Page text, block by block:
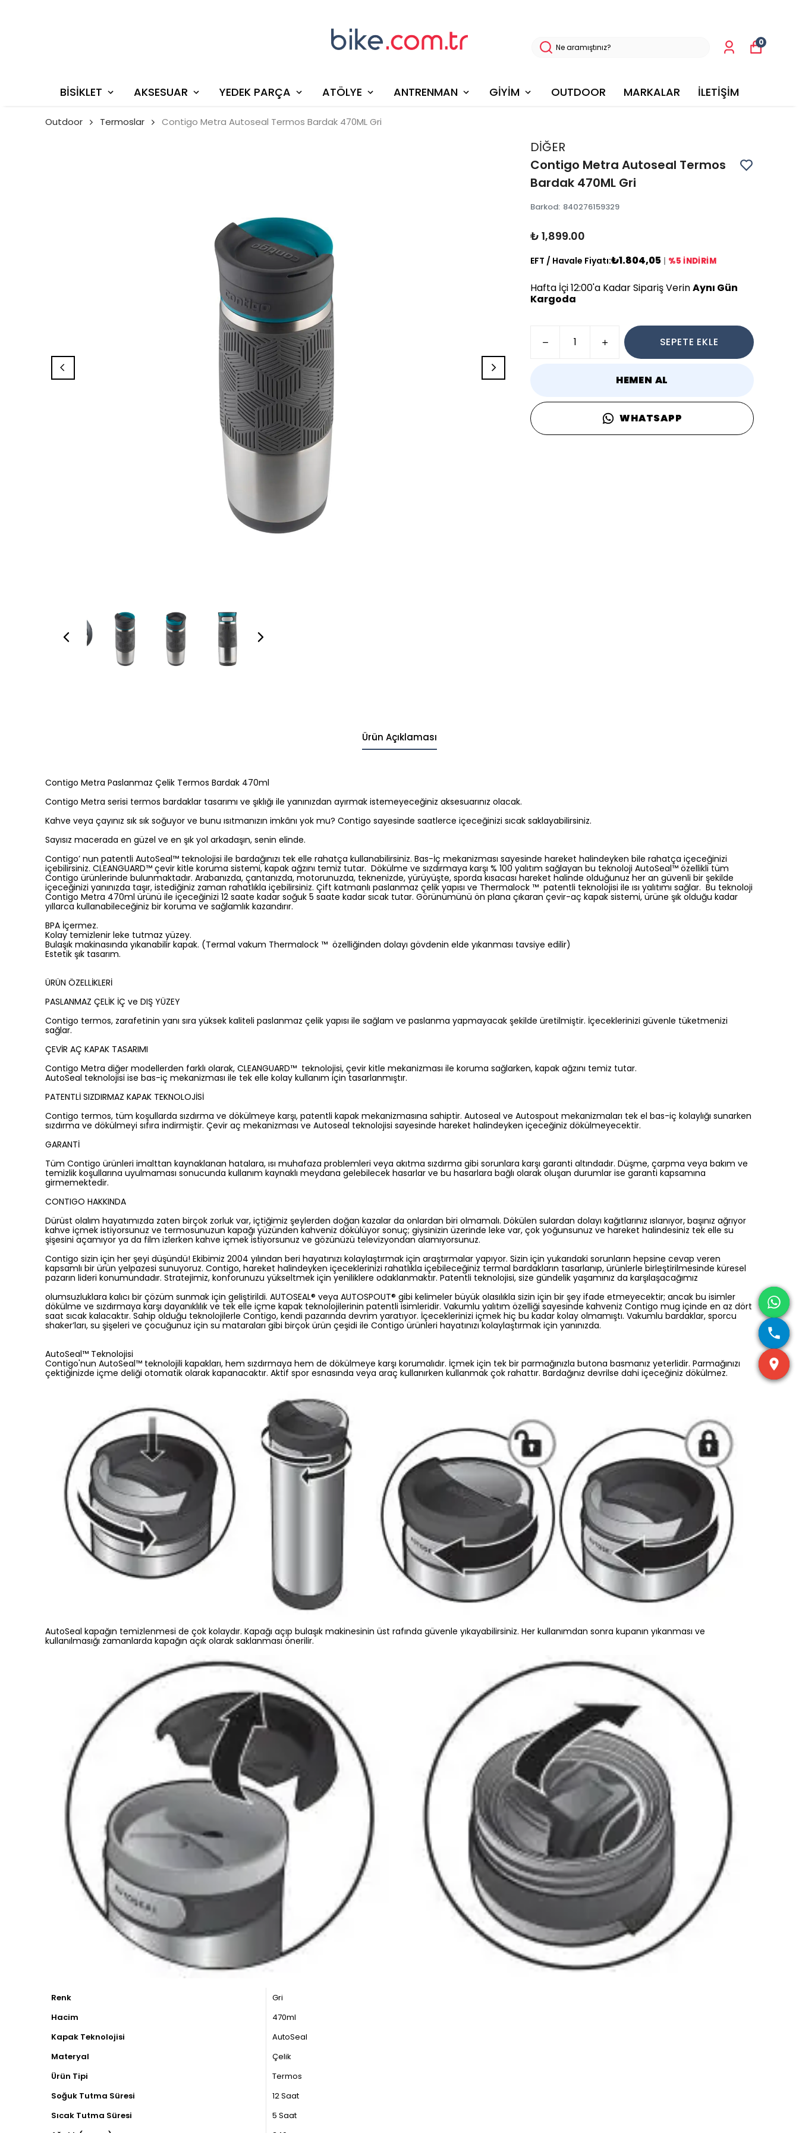
BİSİKLET AKSESUAR YEDEK PARÇA ATÖLYE ANTRENMAN GİYİM OUTDOOR MARKALAR İLETİŞİM
0
Outdoor Termoslar Contigo Metra Autoseal Termos Bardak 470ML Gri
DİĞER
Contigo Metra Autoseal Termos
Bardak 470ML Gri
Barkod: 840276159329
₺ 1,899.00
EFT / Havale Fiyatı:₺1.804,05 | %5 İNDİRİM
Hafta İçi 12:00'a Kadar Sipariş VerinAynı Gün
Kargoda
SEPETE EKLE
HEMEN AL
WHATSAPP
Ürün Açıklaması
Contigo Metra Paslanmaz Çelik Termos Bardak 470ml
Contigo Metra serisi termos bardaklar tasarımı ve şıklığı ile yanınızdan ayırmak istemeyeceğiniz aksesuarınız olacak.
Kahve veya çayınız sık sık soğuyor ve bunu ısıtmanızın imkânı yok mu? Contigo sayesinde saatlerce içeceğinizi sıcak saklayabilirsiniz.
Sayısız macerada en güzel ve en şık yol arkadaşın, senin elinde.
Contigo’ nun patentli AutoSeal™ teknolojisi ile bardağınızı tek elle rahatça kullanabilirsiniz. Bas-İç mekanizması sayesinde hareket halindeyken bile rahatça içeceğinizi
içebilirsiniz. CLEANGUARD™ çevir kitle koruma sistemi, kapak ağzını temiz tutar. Dökülme ve sızdırmaya karşı % 100 yalıtım sağlayan bu teknoloji AutoSeal™ özellikli tüm
Contigo ürünlerinde bulunmaktadır. Arabanızda, çantanızda, motorunuzda, teknenizde, yürüyüşte, sporda kısacası hareket halinde olduğunuz her an güvenli bir şekilde
içeceğinizi yanınızda taşır, istediğiniz zaman rahatlıkla içebilirsiniz. Çift katmanlı paslanmaz çelik yapısı ve Thermalock ™ patentli teknolojisi ile ısı yalıtımı sağlar. Bu teknoloji
Contigo Metra 470ml ürünü ile içeceğinizi 12 saate kadar soğuk 5 saate kadar sıcak tutar. Görünümünü ön plana çıkaran çevir-aç kapak sistemi, ürüne şık olduğu kadar
yıllarca kullanabileceğiniz bir koruma ve sağlamlık kazandırır.
BPA İçermez.
Kolay temizlenir leke tutmaz yüzey.
Bulaşık makinasında yıkanabilir kapak. (Termal vakum Thermalock ™ özelliğinden dolayı gövdenin elde yıkanması tavsiye edilir)
Estetik şık tasarım.
ÜRÜN ÖZELLİKLERİ
PASLANMAZ ÇELİK İÇ ve DIŞ YÜZEY
Contigo termos, zarafetinin yanı sıra yüksek kaliteli paslanmaz çelik yapısı ile sağlam ve paslanma yapmayacak şekilde üretilmiştir. İçeceklerinizi güvenle tüketmenizi
sağlar.
ÇEVİR AÇ KAPAK TASARIMI
Contigo Metra diğer modellerden farklı olarak, CLEANGUARD™ teknolojisi, çevir kitle mekanizması ile koruma sağlarken, kapak ağzını temiz tutar.
AutoSeal teknolojisi ise bas-iç mekanizması ile tek elle kolay kullanım için tasarlanmıştır.
PATENTLİ SIZDIRMAZ KAPAK TEKNOLOJİSİ
Contigo termos, tüm koşullarda sızdırma ve dökülmeye karşı, patentli kapak mekanizmasına sahiptir. Autoseal ve Autospout mekanizmaları tek el bas-iç kolaylığı sunarken
sızdırma ve dökülmeyi sıfıra indirmiştir. Çevir aç mekanizması ve Autoseal teknolojisi sayesinde hareket halindeyken içeceğiniz dökülmeyecektir.
GARANTİ
Tüm Contigo ürünleri imalttan kaynaklanan hatalara, ısı muhafaza problemleri veya akıtma sızdırma gibi sorunlara karşı garanti altındadır. Düşme, çarpma veya bakım ve
temizlik koşullarına uyulmaması sonucunda kullanım kaynaklı meydana gelebilecek hasarlar ve bu hasarlara bağlı olarak oluşan durumlar ise garanti kapsamına
girmemektedir.
CONTIGO HAKKINDA
Dürüst olalım hayatımızda zaten birçok zorluk var, içtiğimiz şeylerden doğan kazalar da onlardan biri olmamalı. Dökülen sulardan dolayı kağıtlarınız ıslanıyor, başınız ağrıyor
kahve içmek istiyorsunuz ve termosunuzun kapağı yüzünden kahveniz dökülüyor sonuç; giysinizin üzerinde leke var, çok yoğunsunuz ve hareket halindesiniz tek elle su
şişesini açamıyor ya da film izlerken kahve içmek istiyorsunuz ve gözünüzü televizyondan alamıyorsunuz.
Contigo sizin için her şeyi düşündü! Ekibimiz 2004 yılından beri hayatınızı kolaylaştırmak için araştırmalar yapıyor. Sizin için yukarıdaki sorunların hepsine cevap veren
kapsamlı bir ürün yelpazesi sunuyoruz. Contigo, hareket halindeyken içeceklerinizi rahatlıkla içebileceğiniz termal bardakların tasarlanıp, ürünlerle birleştirilmesinde küresel
pazarın lideri konumundadır. Stratejimiz, konforunuzu yükseltmek için yeniliklere odaklanmaktır. Patentli teknolojisi, size gündelik yaşamınız da karşılaşacağımız
olumsuzluklara kalıcı bir çözüm sunmak için geliştirildi. AUTOSEAL® veya AUTOSPOUT® gibi kelimeler büyük olasılıkla sizin için bir şey ifade etmeyecektir; ancak bu isimler
dökülme ve sızdırmaya karşı dayanıklılık ve tek elle içme kapak teknolojilerinin patentli isimleridir. Vakumlu yalıtım özelliği sayesinde kahveniz Contigo mug içinde en az dört
saat sıcak kalacaktır. Sahip olduğu teknolojilerle Contigo, kendi pazarında devrim yaratıyor. İçeceklerinizi içmek hiç bu kadar kolay olmamıştı. Vakumlu bardaklar, sporcu
shaker’ları, su şişeleri ve çocuğunuz için su mataraları gibi birçok ürün çeşidi ile Contigo ürünleri hayatınızı kolaylaştırmak için yanınızda.
AutoSeal™ Teknolojisi
Contigo'nun AutoSeal™ teknolojili kapakları, hem sızdırmaya hem de dökülmeye karşı korumalıdır. İçmek için tek bir parmağınızla butona basmanız yeterlidir. Parmağınızı
çektiğinizde içme deliği otomatik olarak kapanacaktır. Aktif spor esnasında veya araç kullanırken kullanmak çok rahattır. Bardağınız devrilse dahi içeceğiniz dökülmez.
AutoSeal kapağın temizlenmesi de çok kolaydır. Kapağı açıp bulaşık makinesinin üst rafında güvenle yıkayabilirsiniz. Her kullanımdan sonra kupanın yıkanması ve
kullanılmasığı zamanlarda kapağın açık olarak saklanması önerilir.
Renk
Gri
Hacim
470ml
Kapak Teknolojisi
AutoSeal
Materyal
Çelik
Ürün Tipi
Termos
Soğuk Tutma Süresi
12 Saat
Sıcak Tutma Süresi
5 Saat